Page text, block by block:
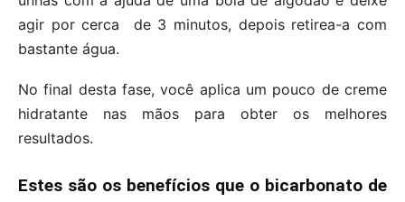
agir por cerca de 3 minutos, depois retirea-a com
bastante água.
No final desta fase, você aplica um pouco de creme
hidratante nas mãos para obter os melhores
resultados.
Estes são os benefícios que o bicarbonato de